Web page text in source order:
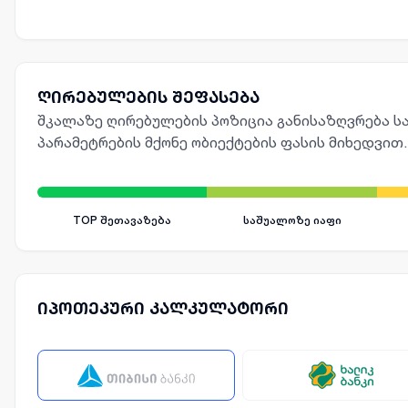
ღირებულების შეფასება
შკალაზე ღირებულების პოზიცია განისაზღვრება
პარამეტრების მქონე ობიექტების ფასის მიხედვით.
TOP შეთავაზება საშუალოზე იაფი
იპოთეკური კალკულატორი